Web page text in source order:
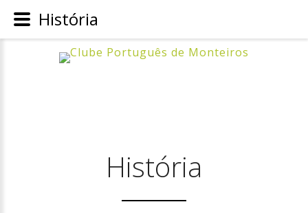
História
História